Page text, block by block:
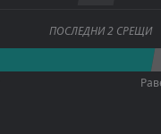
ПОСЛЕДНИ 2 СРЕЩИ